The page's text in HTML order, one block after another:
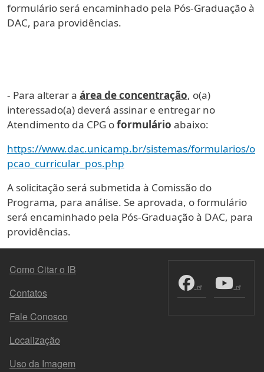
formulário será encaminhado pela Pós-Graduação à
DAC, para providências.
- Para alterar a área de concentração, o(a)
interessado(a) deverá assinar e entregar no
Atendimento da CPG oformulário abaixo:
https://www.dac.unicamp.br/sistemas/formularios/o
pcao_curricular_pos.php
A solicitação será submetida à Comissão do
Programa, para análise. Se aprovada, o formulário
será encaminhado pela Pós-Graduação à DAC, para
providências.
MENU DO RODAPÉ
Como Citar o IB
Contatos
Fale Conosco
Localização
Uso da Imagem